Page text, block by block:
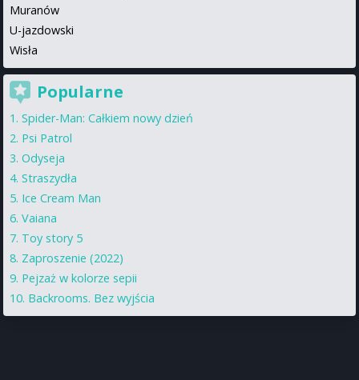
Muranów
U-jazdowski
Wisła
Popularne
Spider-Man: Całkiem nowy dzień
Psi Patrol
Odyseja
Straszydła
Ice Cream Man
Vaiana
Toy story 5
Zaproszenie (2022)
Pejzaż w kolorze sepii
Backrooms. Bez wyjścia